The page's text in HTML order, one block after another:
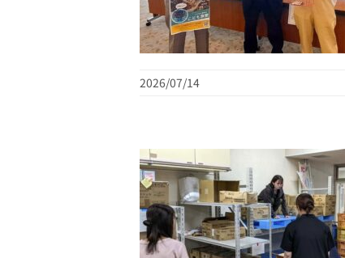
2026/07/14